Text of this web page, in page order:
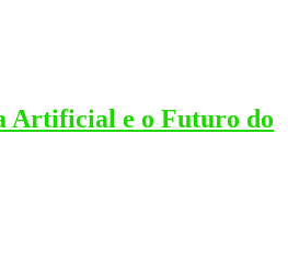
Artificial e o Futuro do